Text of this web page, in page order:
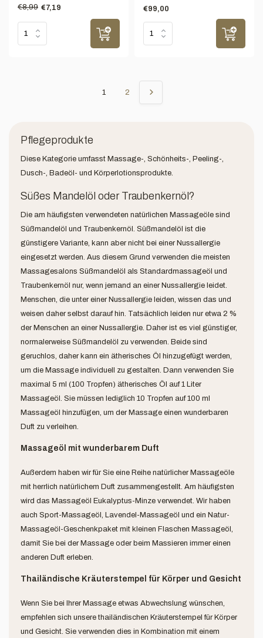
€8,99 €7,19
€99,00
1 2
Pflegeprodukte
Diese Kategorie umfasst Massage-, Schönheits-, Peeling-,
Dusch-, Badeöl- und Körperlotionsprodukte.
Süßes Mandelöl oder Traubenkernöl?
Die am häufigsten verwendeten natürlichen Massageöle sind
Süßmandelöl und Traubenkernöl. Süßmandelöl ist die
günstigere Variante, kann aber nicht bei einer Nussallergie
eingesetzt werden. Aus diesem Grund verwenden die meisten
Massagesalons Süßmandelöl als Standardmassageöl und
Traubenkernöl nur, wenn jemand an einer Nussallergie leidet.
Menschen, die unter einer Nussallergie leiden, wissen das und
weisen daher selbst darauf hin. Tatsächlich leiden nur etwa 2 %
der Menschen an einer Nussallergie. Daher ist es viel günstiger,
normalerweise Süßmandelöl zu verwenden. Beide sind
geruchlos, daher kann ein ätherisches Öl hinzugefügt werden,
um die Massage individuell zu gestalten. Dann verwenden Sie
maximal 5 ml (100 Tropfen) ätherisches Öl auf 1 Liter
Massageöl. Sie müssen lediglich 10 Tropfen auf 100 ml
Massageöl hinzufügen, um der Massage einen wunderbaren
Duft zu verleihen.
Massageöl mit wunderbarem Duft
Außerdem haben wir für Sie eine Reihe natürlicher Massageöle
mit herrlich natürlichem Duft zusammengestellt. Am häufigsten
wird das Massageöl Eukalyptus-Minze verwendet. Wir haben
auch Sport-Massageöl, Lavendel-Massageöl und ein Natur-
Massageöl-Geschenkpaket mit kleinen Flaschen Massageöl,
damit Sie bei der Massage oder beim Massieren immer einen
anderen Duft erleben.
Thailändische Kräuterstempel für Körper und Gesicht
Wenn Sie bei Ihrer Massage etwas Abwechslung wünschen,
empfehlen sich unsere thailändischen Kräuterstempel für Körper
und Gesicht. Sie verwenden dies in Kombination mit einem